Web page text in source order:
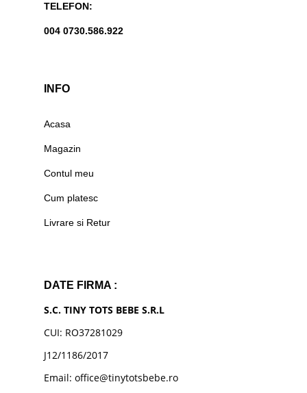
TELEFON:
004 0730.586.922
INFO
Acasa
Magazin
Contul meu
Cum platesc
Livrare si Retur
DATE FIRMA :
S.C. TINY TOTS BEBE S.R.L
CUI: RO37281029
J12/1186/2017
Email: office@tinytotsbebe.ro